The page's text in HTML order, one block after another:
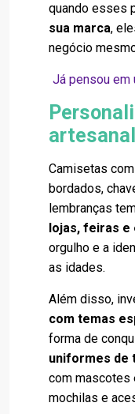
quando esses
sua marca,
negócio
Já pensou em
Camisetas
bordados,
lembranças
lojas, feiras e
orgulho e a
as idades.
Além disso,
com temas
forma de
uniformes de
com mascotes
mochilas e